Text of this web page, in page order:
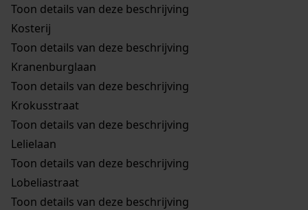
Toon details van deze beschrijving
Kosterij
Toon details van deze beschrijving
Kranenburglaan
Toon details van deze beschrijving
Krokusstraat
Toon details van deze beschrijving
Lelielaan
Toon details van deze beschrijving
Lobeliastraat
Toon details van deze beschrijving